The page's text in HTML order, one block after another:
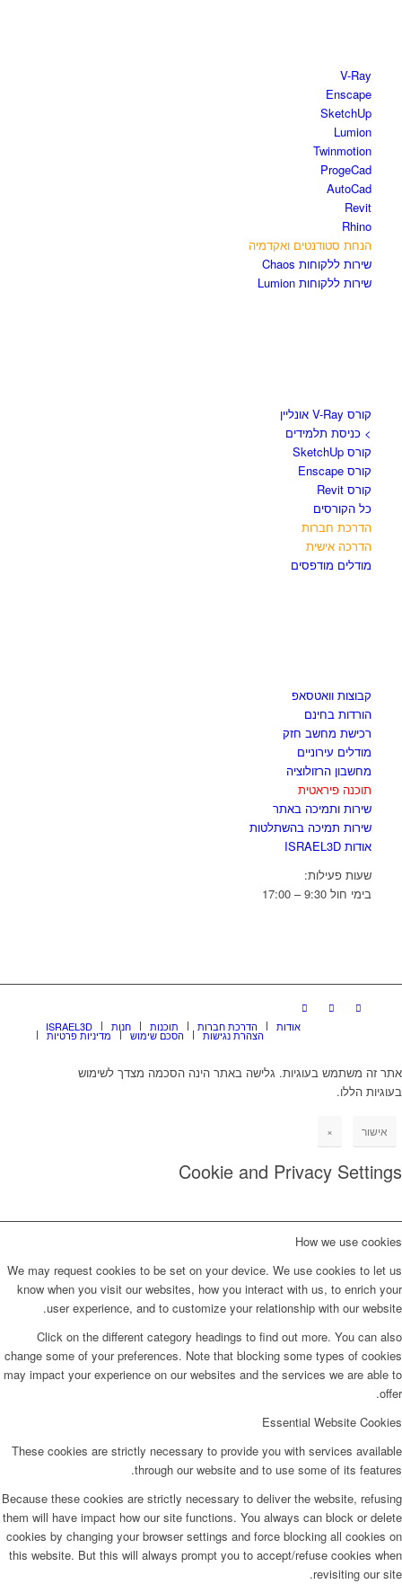
V-Ray
Enscape
SketchUp
Lumion
Twinmotion
ProgeCad
AutoCad
Revit
Rhino
הנחת סטודנטים ואקדמיה
שירות ללקוחות Chaos
שירות ללקוחות Lumion
קורס V-Ray אונליין
> כניסת תלמידים
קורס SketchUp
קורס Enscape
קורס Revit
כל הקורסים
הדרכת חברות
הדרכה אישית
מודלים מודפסים
קבוצות וואטסאפ
הורדות בחינם
רכישת מחשב חזק
מודלים עירוניים
מחשבון הרזולוציה
תוכנה פיראטית
שירות ותמיכה באתר
שירות תמיכה בהשתלטות
אודות ISRAEL3D
שעות פעילות:
בימי חול 9:30 – 17:00
ISRAEL3D חנות תוכנות הדרכת חברות אודות
מדיניות פרטיות הסכם שימוש הצהרת נגישות
אתר זה משתמש בעוגיות. גלישה באתר הינה הסכמה מצדך לשימוש
בעוגיות הללו.
אישור ×
Cookie and Privacy Settings
How we use cookies
We may request cookies to be set on your device. We use cookies to let us
know when you visit our websites, how you interact with us, to enrich your
user experience, and to customize your relationship with our website.
Click on the different category headings to find out more. You can also
change some of your preferences. Note that blocking some types of cookies
may impact your experience on our websites and the services we are able to
offer.
Essential Website Cookies
These cookies are strictly necessary to provide you with services available
through our website and to use some of its features.
Because these cookies are strictly necessary to deliver the website, refusing
them will have impact how our site functions. You always can block or delete
cookies by changing your browser settings and force blocking all cookies on
this website. But this will always prompt you to accept/refuse cookies when
revisiting our site.